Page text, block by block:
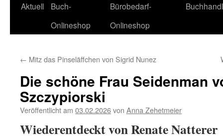
Aktuell
Buch-
Onlineshop
Bürobedarf-
Onlineshop
← Mitz das Pinseläffchen von Sigrid Nunez
Die schöne Frau Seidenman
Szczypiorski
Veröffentlicht am 03.02.2026von Anna Zehetmeier
Wiederentdeckt von Renate Natterer